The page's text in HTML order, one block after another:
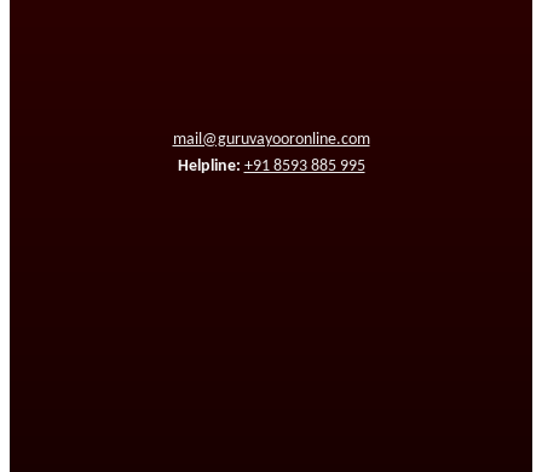
mail@guruvayooronline.com
Helpline: +91 8593 885 995